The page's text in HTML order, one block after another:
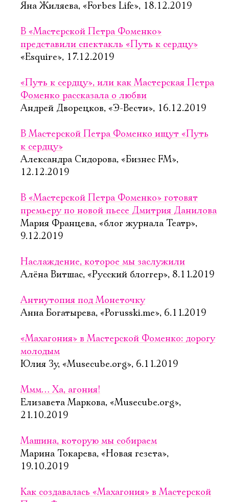
Яна Жиляева, «Forbes Life», 18.12.2019
В «Мастерской Петра Фоменко»
представили спектакль «Путь к сердцу»
«Esquire», 17.12.2019
«Путь к сердцу», или как Мастерская Петра
Фоменко рассказала о любви
Андрей Дворецков, «Э-Вести», 16.12.2019
В Мастерской Петра Фоменко ищут «Путь
к сердцу»
Александра Сидорова, «Бизнес FM»,
12.12.2019
В «Мастерской Петра Фоменко» готовят
премьеру по новой пьесе Дмитрия Данилова
Мария Францева, «блог журнала Театр»,
9.12.2019
Наслаждение, которое мы заслужили
Алёна Витшас, «Русский блоггер», 8.11.2019
Антиутопия под Монеточку
Анна Богатырева, «Porusski.me», 6.11.2019
«Махагония» в Мастерской Фоменко: дорогу
молодым
Юлия Зу, «Musecube.org», 6.11.2019
Ммм… Ха, агония!
Елизавета Маркова, «Musecube.org»,
21.10.2019
Машина, которую мы собираем
Марина Токарева, «Новая гезета»,
19.10.2019
Как создавалась «Махагония» в Мастерской